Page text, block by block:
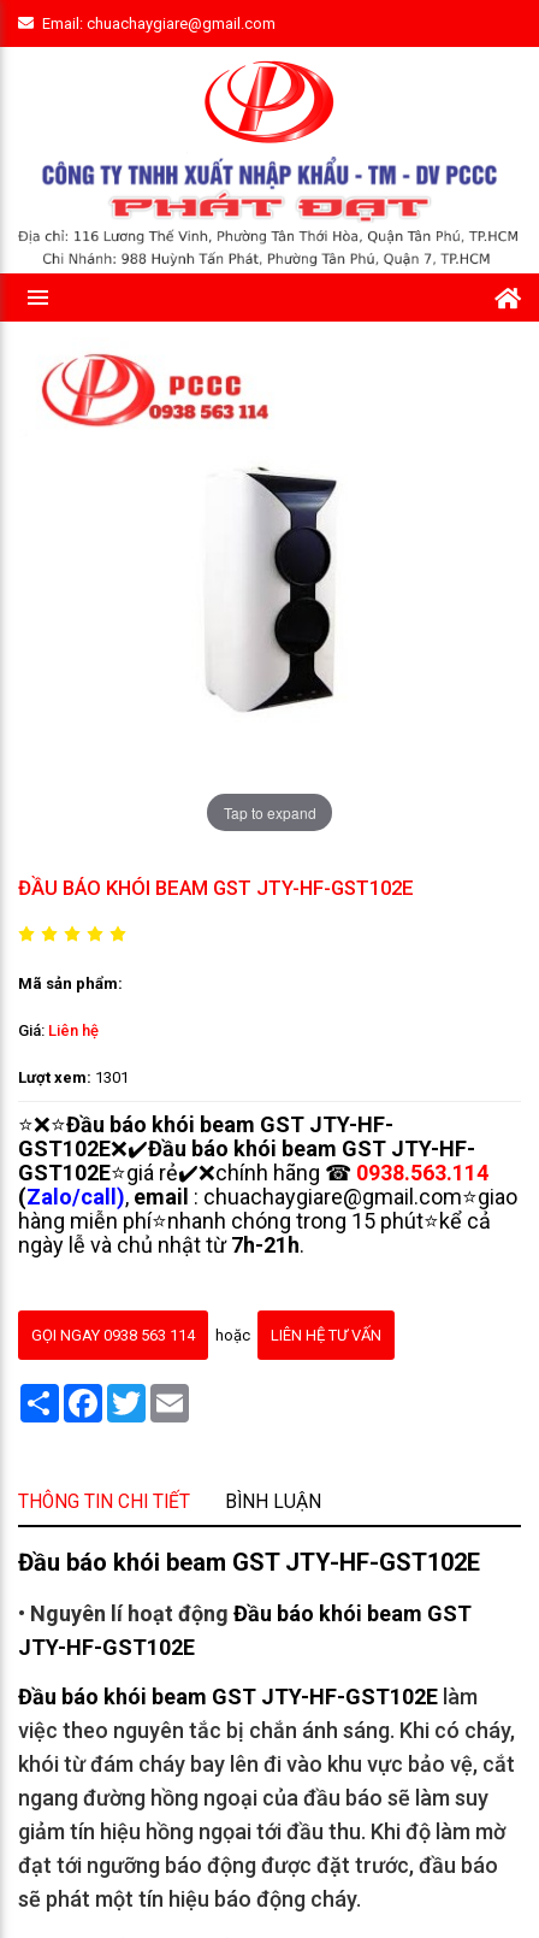
Email: chuachaygiare@gmail.com
Tap to expand
ĐẦU BÁO KHÓI BEAM GST JTY-HF-GST102E
Mã sản phẩm:
Giá: Liên hệ
Lượt xem: 1301
⭐❌⭐Đầu báo khói beam GST JTY-HF-
GST102E❌✔️Đầu báo khói beam GST JTY-HF-
GST102E⭐giá rẻ✔️❌chính hãng ☎ 0938.563.114
(Zalo/call), email : chuachaygiare@gmail.com⭐giao
hàng miễn phí⭐nhanh chóng trong 15 phút⭐kể cả
ngày lễ và chủ nhật từ7h-21h.
GỌI NGAY 0938 563 114 hoặc LIÊN HỆ TƯ VẤN
Share Facebook
Twitter
THÔNG TIN CHI TIẾT BÌNH LUẬN
Đầu báo khói beam GST JTY-HF-GST102E
• Nguyên lí hoạt động Đầu báo khói beam GST
JTY-HF-GST102E
Đầu báo khói beam GST JTY-HF-GST102E làm
việc theo nguyên tắc bị chắn ánh sáng. Khi có cháy,
khói từ đám cháy bay lên đi vào khu vực bảo vệ, cắt
ngang đường hồng ngoại của đầu báo sẽ làm suy
giảm tín hiệu hồng ngọai tới đầu thu. Khi độ làm mờ
đạt tới ngưỡng báo động được đặt trước, đầu báo
sẽ phát một tín hiệu báo động cháy.